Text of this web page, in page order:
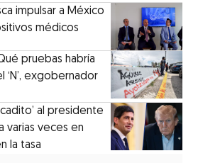
impulsar a México
médicos
pruebas habría
exgobernador
al presidente
varias veces en
la tasa